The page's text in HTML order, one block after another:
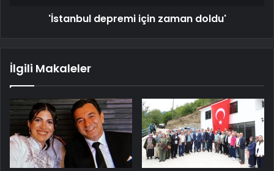
'İstanbul depremi için zaman doldu'
İlgili Makaleler